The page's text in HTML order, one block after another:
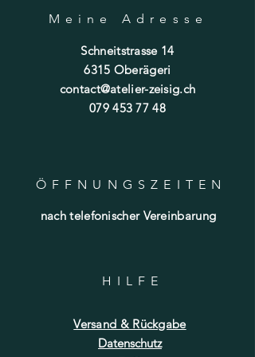
Meine Adresse
Schneitstrasse 14
6315 Oberägeri
contact@atelier-zeisig.ch
079 453 77 48
ÖFFNUNGSZEITE N
nach telefonischer Vereinbarung
HILF E
Versand & Rückgabe
Datenschutz